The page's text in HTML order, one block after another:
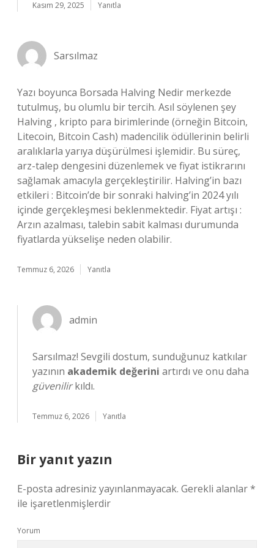
Kasım 29, 2025 Yanıtla
Sarsılmaz
Yazı boyunca Borsada Halving Nedir merkezde
tutulmuş, bu olumlu bir tercih. Asıl söylenen şey
Halving , kripto para birimlerinde (örneğin Bitcoin,
Litecoin, Bitcoin Cash) madencilik ödüllerinin belirli
aralıklarla yarıya düşürülmesi işlemidir. Bu süreç,
arz-talep dengesini düzenlemek ve fiyat istikrarını
sağlamak amacıyla gerçekleştirilir. Halving’in bazı
etkileri : Bitcoin’de bir sonraki halving’in 2024 yılı
içinde gerçekleşmesi beklenmektedir. Fiyat artışı :
Arzın azalması, talebin sabit kalması durumunda
fiyatlarda yükselişe neden olabilir.
Temmuz 6, 2026 Yanıtla
admin
Sarsılmaz! Sevgili dostum, sunduğunuz katkılar
yazının akademik değerini artırdı ve onu daha
güvenilirkıldı.
Temmuz 6, 2026 Yanıtla
Bir yanıt yazın
E-posta adresiniz yayınlanmayacak. Gerekli alanlar*
ile işaretlenmişlerdir
Yorum